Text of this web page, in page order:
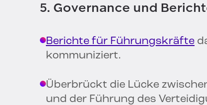
5. Governance und
Berichte für Führungskräfte
kommuniziert.
Überbrückt die Lücke
und der Führung des